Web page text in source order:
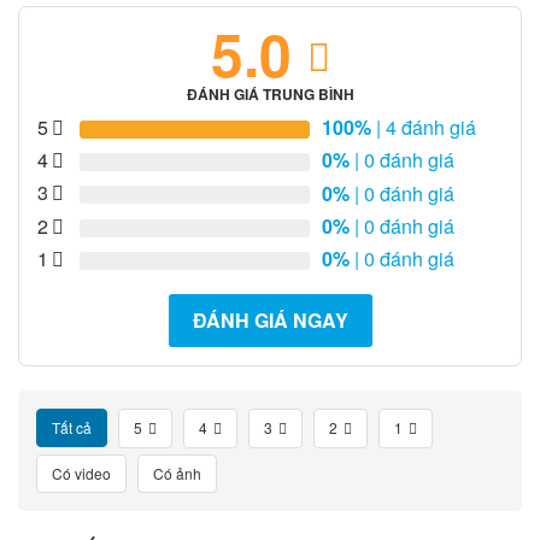
5.0
ĐÁNH GIÁ TRUNG BÌNH
5 100% | 4 đánh giá
4
0% | 0 đánh giá
3
0% | 0 đánh giá
2
0% | 0 đánh giá
1
0% | 0 đánh giá
ĐÁNH GIÁ NGAY
Tất cả 5 4 3 2 1
Có video Có ảnh